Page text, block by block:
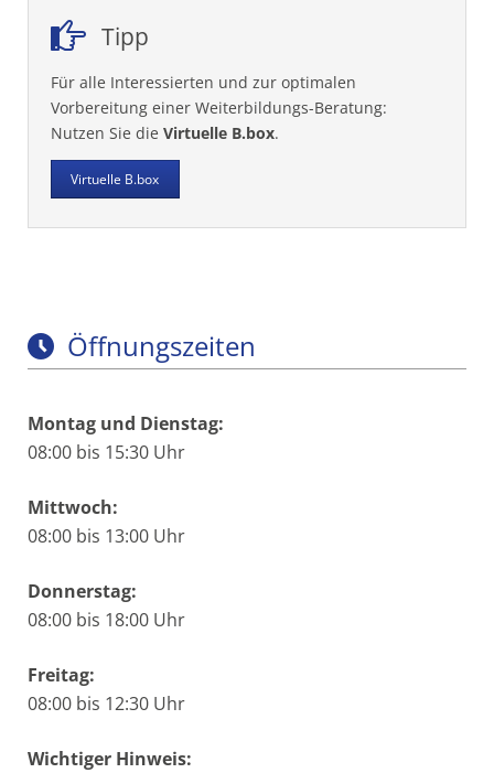
Tipp
Für alle Interessierten und zur optimalen
Vorbereitung einer Weiterbildungs-Beratung:
Nutzen Sie die Virtuelle B.box.
Virtuelle B.box
Öffnungszeiten
Montag und Dienstag:
08:00 bis 15:30 Uhr
Mittwoch:
08:00 bis 13:00 Uhr
Donnerstag:
08:00 bis 18:00 Uhr
Freitag:
08:00 bis 12:30 Uhr
Wichtiger Hinweis: